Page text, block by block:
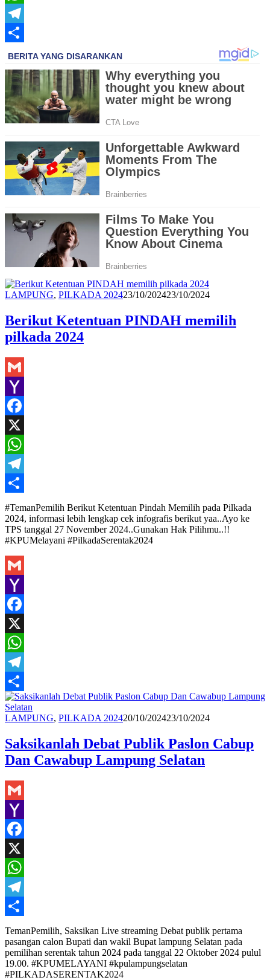
WhatsApp
Telegram
Share
LAMPUNG, PILKADA 2024Redaksi
23/10/202423/10/2024
Berikut Ketentuan PINDAH memilih
pilkada 2024
Gmail
Yahoo
Mail
Facebook
X
WhatsApp
Telegram
Share
#TemanPemilih Berikut Ketentuan Pindah Memilih pada Pilkada
2024, informasi lebih lengkap cek infografis berikut yaa..Ayo ke
TPS tanggal 27 November 2024..Gunakan Hak Pilihmu..!!
#KPUMelayani #PilkadaSerentak2024
Gmail
Yahoo
Mail
Facebook
X
WhatsApp
Telegram
Share
LAMPUNG, PILKADA 2024Redaksi
20/10/202423/10/2024
Saksikanlah Debat Publik Paslon Cabup
Dan Cawabup Lampung Selatan
Gmail
Yahoo
Mail
Facebook
X
WhatsApp
Telegram
Share
TemanPemilih, Saksikan Live streaming Debat publik pertama
pasangan calon Bupati dan wakil Bupat lampung Selatan pada
pemilihan serentak tahun 2024 pada tanggal 22 Oktober 2024 pulul
19.00. #KPUMELAYANI #kpulampungselatan
#PILKADASERENTAK2024